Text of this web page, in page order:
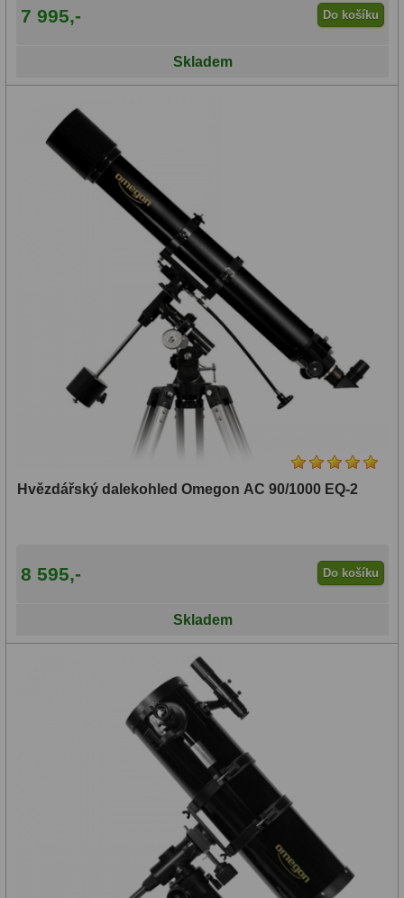
7 995,- Do košíku
Skladem
Hvězdářský dalekohled Omegon AC 90/1000 EQ-2
8 595,- Do košíku
Skladem